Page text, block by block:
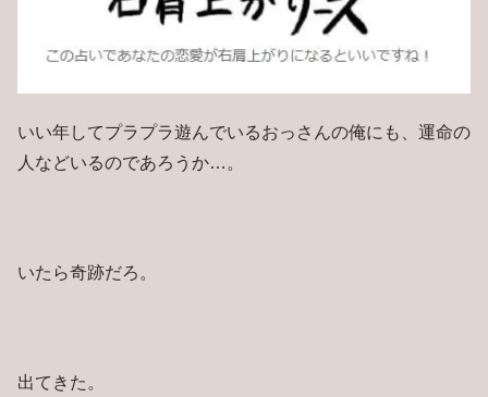
いい年してプラプラ遊んでいるおっさんの俺にも、運命の
人などいるのであろうか…。
いたら奇跡だろ。
出てきた。